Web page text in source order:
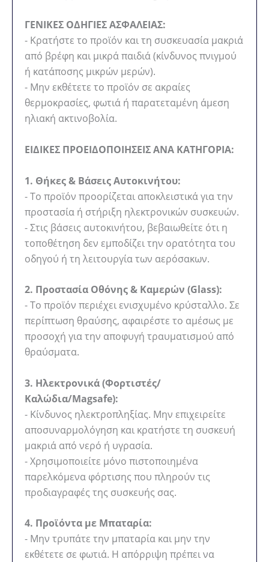
ΓΕΝΙΚΕΣ ΟΔΗΓΙΕΣ ΑΣΦΑΛΕΙΑΣ:
- Κρατήστε το προϊόν και τη συσκευασία μακριά
από βρέφη και μικρά παιδιά (κίνδυνος πνιγμού
ή κατάποσης μικρών μερών).
- Μην εκθέτετε το προϊόν σε ακραίες
θερμοκρασίες, φωτιά ή παρατεταμένη άμεση
ηλιακή ακτινοβολία.
ΕΙΔΙΚΕΣ ΠΡΟΕΙΔΟΠΟΙΗΣΕΙΣ ΑΝΑ ΚΑΤΗΓΟΡΙΑ:
1. Θήκες & Βάσεις Αυτοκινήτου:
- Το προϊόν προορίζεται αποκλειστικά για την
προστασία ή στήριξη ηλεκτρονικών συσκευών.
- Στις βάσεις αυτοκινήτου, βεβαιωθείτε ότι η
τοποθέτηση δεν εμποδίζει την ορατότητα του
οδηγού ή τη λειτουργία των αερόσακων.
2. Προστασία Οθόνης & Καμερών (Glass):
- Το προϊόν περιέχει ενισχυμένο κρύσταλλο. Σε
περίπτωση θραύσης, αφαιρέστε το αμέσως με
προσοχή για την αποφυγή τραυματισμού από
θραύσματα.
3. Ηλεκτρονικά (Φορτιστές/
Καλώδια/Magsafe):
- Κίνδυνος ηλεκτροπληξίας. Μην επιχειρείτε
αποσυναρμολόγηση και κρατήστε τη συσκευή
μακριά από νερό ή υγρασία.
- Χρησιμοποιείτε μόνο πιστοποιημένα
παρελκόμενα φόρτισης που πληρούν τις
προδιαγραφές της συσκευής σας.
4. Προϊόντα με Μπαταρία:
- Μην τρυπάτε την μπαταρία και μην την
εκθέτετε σε φωτιά. Η απόρριψη πρέπει να